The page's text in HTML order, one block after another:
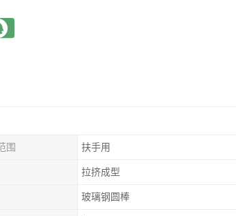
围 扶手用
拉挤成型
玻璃钢圆棒